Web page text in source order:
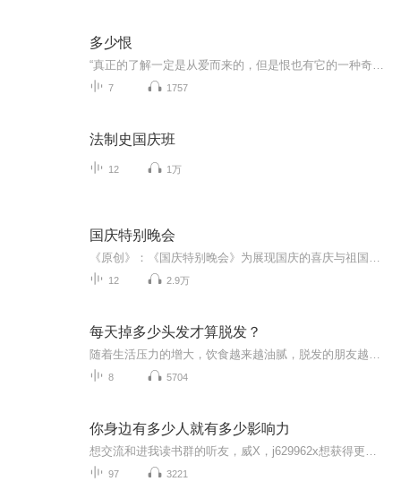
多少恨
7 1757
法制史国庆班
12 1万
国庆特别晚会
12 2.9万
每天掉多少头发才算脱发？
8 5704
你身边有多少人就有多少影响力
97 3221